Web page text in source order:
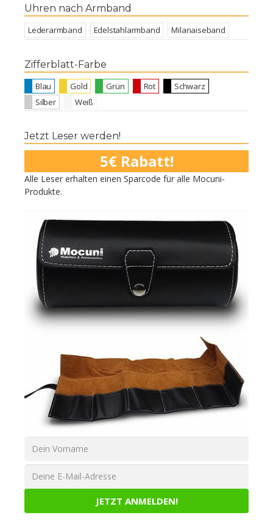
Uhren nach Armband
Lederarmband Edelstahlarmband Milanaiseband
Zifferblatt-Farbe
Blau Gold Grün Rot
Schwarz
Silber
Weiß
Jetzt Leser werden!
5€ Rabatt!
Alle Leser erhalten einen Sparcode für alle Mocuni-
Produkte.